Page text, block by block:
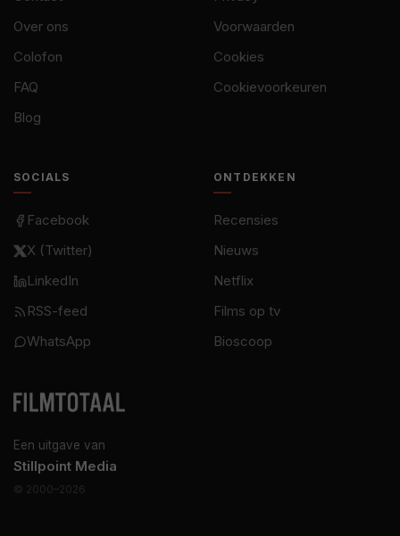
Een uitgave van
Stillpoint Media
© 2000–2026
Over ons
Colofon
FAQ
Blog
Voorwaarden
Cookies
Cookievoorkeuren
SOCIALS
Facebook
X (Twitter)
LinkedIn
RSS-feed
WhatsApp
ONTDEKKEN
Recensies
Nieuws
Netflix
Films op tv
Bioscoop